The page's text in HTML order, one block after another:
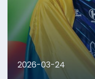
2026-03-24